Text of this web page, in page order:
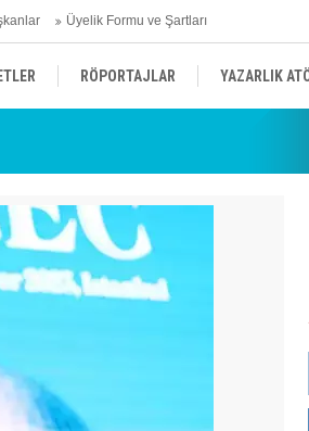
Üyelik Formu ve Şartları
RÖPORTAJLAR YAZARLIK
ARAYAN ŞEHİR TYB KONYA